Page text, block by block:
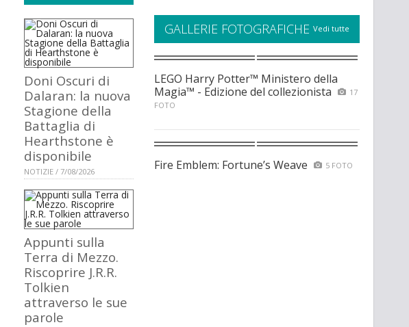
Doni Oscuri di
Dalaran: la nuova
Stagione della
Battaglia di
Hearthstone è
disponibile
NOTIZIE / 7/08/2026
Appunti sulla
Terra di Mezzo.
Riscoprire J.R.R.
Tolkien
attraverso le sue
parole
GALLERIE FOTOGRAFICHE Vedi tutte
LEGO Harry Potter™ Ministero della
Magia™ - Edizione del collezionista
17
FOTO
Fire Emblem: Fortune’s Weave 5 FOTO